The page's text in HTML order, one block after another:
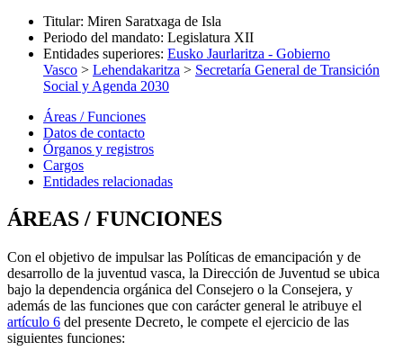
Titular: Miren Saratxaga de Isla
Periodo del mandato: Legislatura XII
Entidades superiores: Eusko Jaurlaritza - Gobierno
Vasco > Lehendakaritza > Secretaría General de Transición
Social y Agenda 2030
Áreas / Funciones
Datos de contacto
Órganos y registros
Cargos
Entidades relacionadas
ÁREAS / FUNCIONES
Con el objetivo de impulsar las Políticas de emancipación y de
desarrollo de la juventud vasca, la Dirección de Juventud se ubica
bajo la dependencia orgánica del Consejero o la Consejera, y
además de las funciones que con carácter general le atribuye el
artículo 6 del presente Decreto, le compete el ejercicio de las
siguientes funciones: